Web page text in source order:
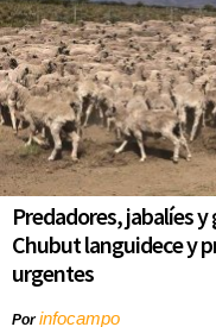
Predadores, jabalíes
Chubut languidece y
urgentes
Porinfocampo